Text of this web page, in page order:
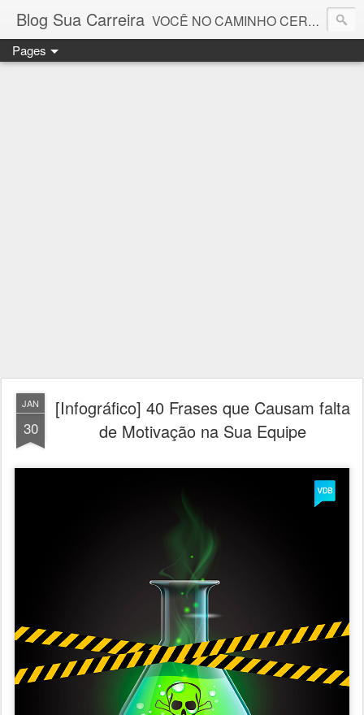
Blog Sua Carreira VOCÊ NO CAMINHO CERTO! 🤓💻🚀
Pages
JAN
30
[Infográfico] 40 Frases que Causam falta
de Motivação na Sua Equipe